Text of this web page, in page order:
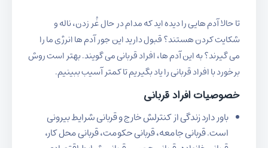
تا حالا آدم هایی را دیده اید که مدام در حال غُر زدن، ناله و
شکایت کردن هستند؟ قبول دارید این جور آدم ها انرژی ما را
می گیرند؟ به این آدم ها، افراد قربانی می گویند. بهتر است روش
برخورد با افراد قربانی را یاد بگیریم تا کمتر آسیب ببینیم.
خصوصیات افراد قربانی
باور دارد زندگی از کنترلش خارج و قربانی شرایط بیرونی
است. قربانی جامعه، قربانی حکومت، قربانی محل کار،